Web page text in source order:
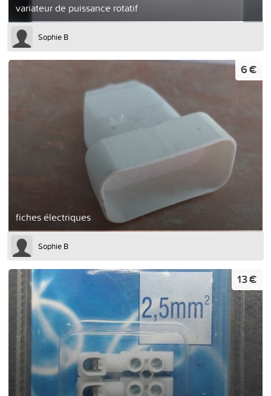
variateur de puissance rotatif
Sophie B
fiches électriques
6 €
Sophie B
13 €